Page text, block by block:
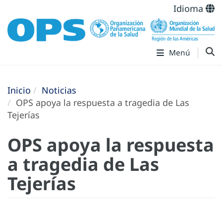
Idioma
Menú
Inicio
Noticias
OPS apoya la respuesta a tragedia de Las
Tejerías
OPS apoya la respuesta
a tragedia de Las
Tejerías